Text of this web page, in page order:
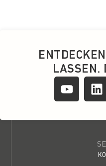
LASSEN.